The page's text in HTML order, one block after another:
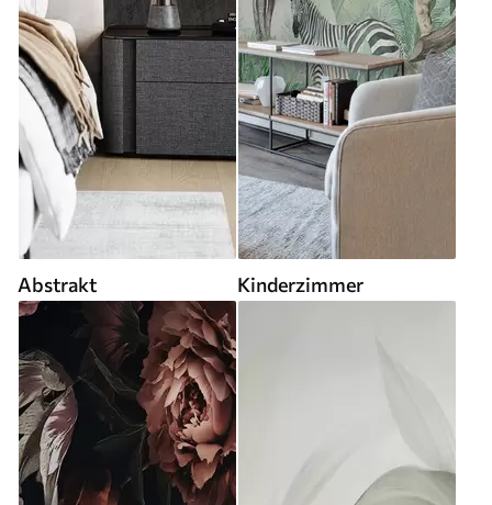
Abstrakt Kinderzimmer